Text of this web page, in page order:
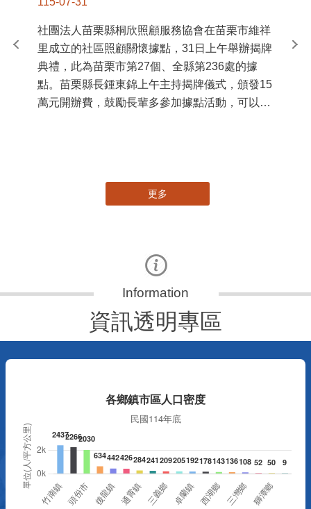
社團法人苗栗縣桐欣照顧服務協會在苗栗市維祥
里成立的社區照顧關懷據點，31日上午舉辦揭牌
典禮，此為苗栗市第27個、全縣第236處的據
點。苗栗縣長鍾東錦上午主持揭牌儀式，頒發15
萬元開辦費，鼓勵長輩多參加據點活動，可以更
苗
更多
資訊透明專區